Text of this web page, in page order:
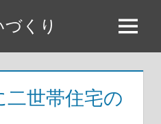
くり
メ
ニ
ュ
ー
世帯住宅の